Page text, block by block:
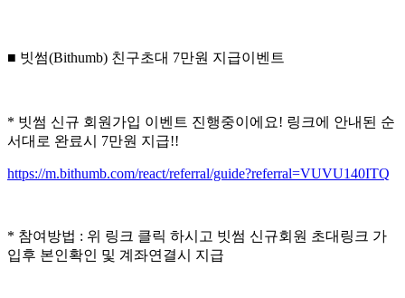
■ 빗썸(Bithumb) 친구초대 7만원 지급이벤트
* 빗썸 신규 회원가입 이벤트 진행중이에요! 링크에 안내된 순
서대로 완료시 7만원 지급!!
https://m.bithumb.com/react/referral/guide?referral=VUVU140ITQ
* 참여방법 : 위 링크 클릭 하시고 빗썸 신규회원 초대링크 가
입후 본인확인 및 계좌연결시 지급